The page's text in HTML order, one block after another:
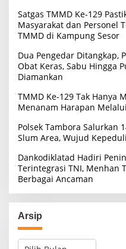
k
:
Satgas TMMD Ke-129
Masyarakat dan Personel
TMMD di Kampung Sesor
Dua Pengedar Ditangkap,
Obat Keras, Sabu Hingga
Diamankan
TMMD Ke-129 Tak Hanya
Menanam Harapan
Polsek Tambora Salurkan
Slum Area, Wujud
Dankodiklatad Hadiri
Terintegrasi TNI, Menhan
Berbagai Ancaman
Arsip
A